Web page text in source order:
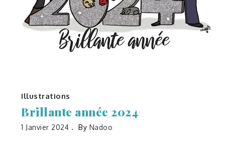
Illustrations
Brillante année 2024
1 Janvier 2024 By Nadoo